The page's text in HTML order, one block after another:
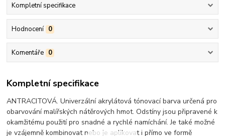
Kompletní specifikace
Hodnocení 0
Komentáře 0
Kompletní specifikace
ANTRACITOVÁ. Univerzální akrylátová tónovací barva určená pro
obarvování malířských nátěrových hmot. Odstíny jsou připravené k
okamžitému použití pro snadné a rychlé namíchání. Je také možné
je vzájemně kombinovat nebo je aplikovat i přímo ve formě